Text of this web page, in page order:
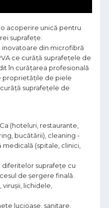
acoperire unică pentru
suprafețe.
inovatoare din microfibră
ce curăță suprafețele de
în curățarea profesională
proprietățile de piele
suprafețele de
(hoteluri, restaurante,
bucătării), cleaning -
(spitale, clinici,
diferitelor suprafețe cu
de șergere finală.
lichidele,
lucioase, sanitare,